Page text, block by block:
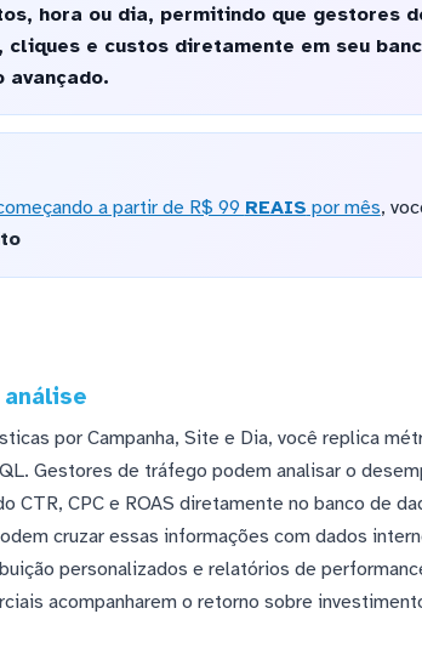
hora ou dia, permitindo que gestores
cliques e custos diretamente em seu
avançado.
a partir de R$ 99 REAIS por mês,
por Campanha, Site e Dia, você replica
Gestores de tráfego podem analisar o
CTR, CPC e ROAS diretamente no banco de
cruzar essas informações com dados
personalizados e relatórios de
acompanharem o retorno sobre